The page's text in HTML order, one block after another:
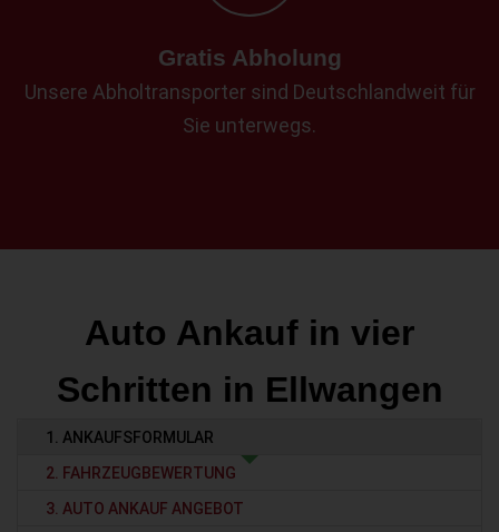
Gratis Abholung
Unsere Abholtransporter sind Deutschlandweit für
Sie unterwegs.
Auto Ankauf in vier
Schritten in Ellwangen
1. ANKAUFSFORMULAR
2. FAHRZEUGBEWERTUNG
3. AUTO ANKAUF ANGEBOT